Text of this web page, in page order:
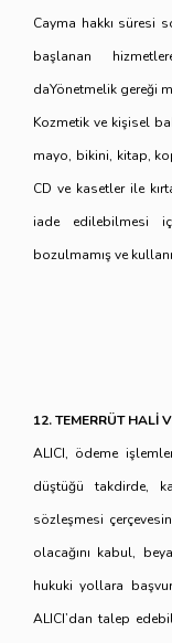
Cayma hakkı süresi
başlanan
daYönetmelik gereği
Kozmetik ve kişisel
mayo, bikini, kitap,
CD ve kasetler ile
iade edilebilmesi
bozulmamış ve
12. TEMERRÜT HALİ
ALICI, ödeme
düştüğü takdirde,
sözleşmesi
olacağını kabul,
hukuki yollara
ALICI’dan talep